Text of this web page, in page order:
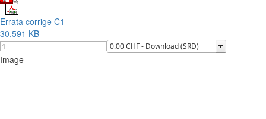
Errata corrige C1
30.591 KB
Image